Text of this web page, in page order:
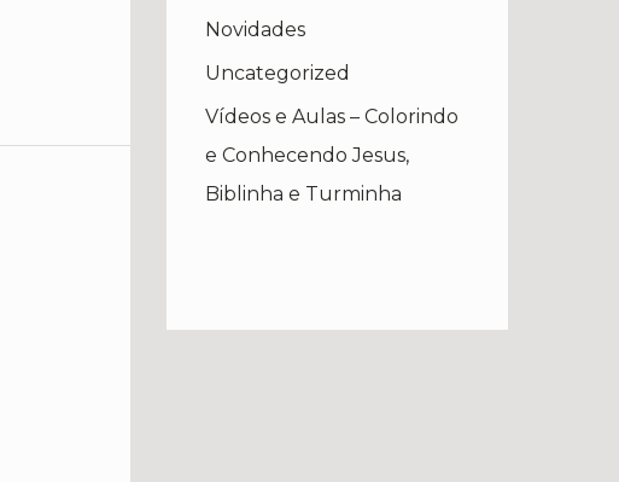
Novidades
Uncategorized
Vídeos e Aulas – Colorindo
e Conhecendo Jesus,
Biblinha e Turminha